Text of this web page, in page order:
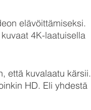
elävöittämiseksi.
4K-laatuisella
että kuvalaatu kärsii.
HD. Eli yhdestä